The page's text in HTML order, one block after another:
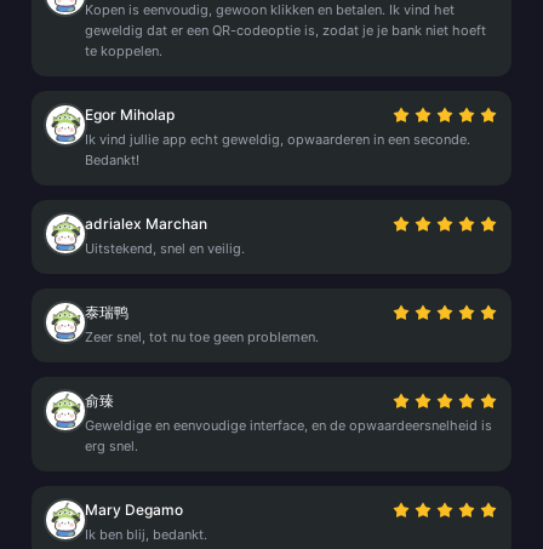
Kopen is eenvoudig, gewoon klikken en betalen. Ik vind het
geweldig dat er een QR-codeoptie is, zodat je je bank niet hoeft
te koppelen.
Egor Miholap
Ik vind jullie app echt geweldig, opwaarderen in een seconde.
Bedankt!
adrialex Marchan
Uitstekend, snel en veilig.
泰瑞鸭
Zeer snel, tot nu toe geen problemen.
俞臻
Geweldige en eenvoudige interface, en de opwaardeersnelheid is
erg snel.
Mary Degamo
Ik ben blij, bedankt.